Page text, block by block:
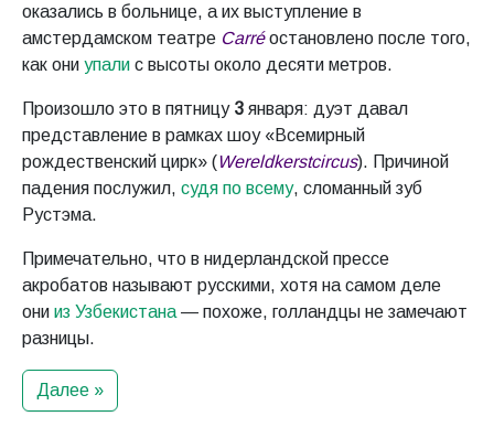
оказались в больнице, а их выступление в
амстердамском театре Carréостановлено после того,
как они упали с высоты около десяти метров.
Произошло это в пятницу 3 января: дуэт давал
представление в рамках шоу «Всемирный
рождественский цирк» (Wereldkerstcircus). Причиной
падения послужил, судя по всему, сломанный зуб
Рустэма.
Примечательно, что в нидерландской прессе
акробатов называют русскими, хотя на самом деле
они из Узбекистана — похоже, голландцы не замечают
разницы.
Далее »